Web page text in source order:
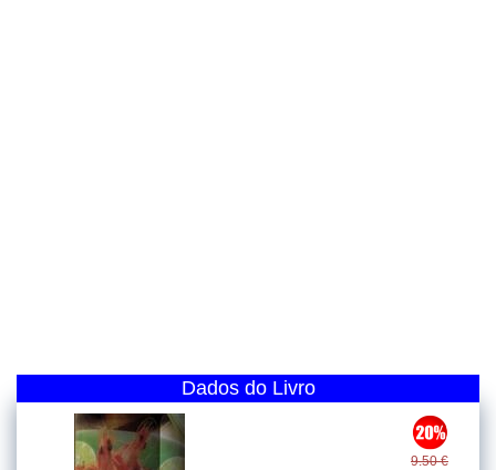
Dados do Livro
9.50 €